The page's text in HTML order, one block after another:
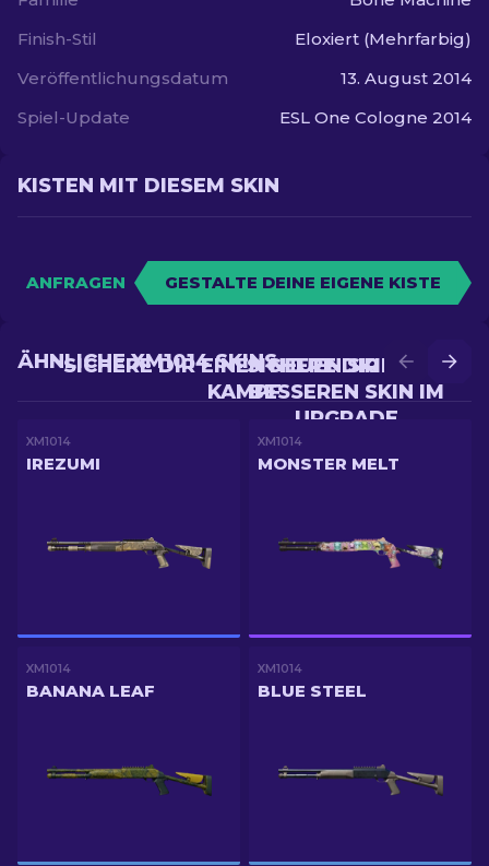
Finish-Stil
Eloxiert (Mehrfarbig)
Veröffentlichungsdatum
13. August 2014
Spiel-Update
ESL One Cologne 2014
KISTEN MIT DIESEM SKIN
ANFRAGEN GESTALTE DEINE EIGENE KISTE
SICHERE DIR EINEN
BESSEREN SKIN IM
UPGRADE
SICHERE DIR EINEN NEUEN SKIN IM
KAMPF
ÄHNLICHE XM1014 SKINS
XM1014
IREZUMI
XM1014
MONSTER MELT
XM1014
BANANA LEAF
XM1014
BLUE STEEL